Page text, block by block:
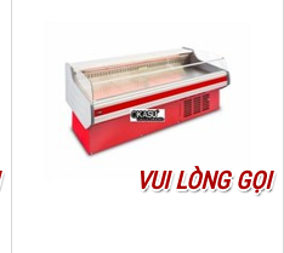
VUI LÒNG GỌI